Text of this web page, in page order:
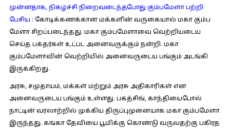
முன்னதாக, நிகழ்ச்சி நிறைவடைந்தபோது கும்பமேளா பற்றி
பேசிய : கோடிக்கணக்கான மக்களின் வருகையால் மகா கும்ப
மேளா சிறப்படைந்தது. மகா கும்பமேளாவை வெற்றியடைய
செய்த பக்தர்கள் உட்பட அனைவருக்கும் நன்றி. மகா
கும்பமேளாவின் வெற்றியில் அனைவருடைய பங்கும் அடங்கி
இருக்கிறது.
அரசு, சமுதாயம், மக்கள் மற்றும் அரசு அதிகாரிகள் என
அனைவருடைய பங்கும் உள்ளது. பகத்சிங், காந்தியைபோல்
நாட்டின் வரலாற்றில் முக்கிய திருப்புமுனையாக மகா கும்பமேளா
இருந்தது. கங்கா தேவியை பூமிக்கு கொண்டு வருவதற்கு பகிரத